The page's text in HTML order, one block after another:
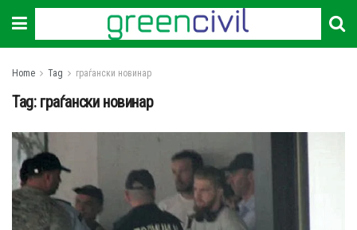
Home Tag граѓански новинар
Tag: граѓански новинар